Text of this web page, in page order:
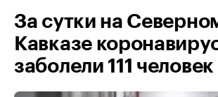
За сутки на
Кавказе
заболели 111 человек